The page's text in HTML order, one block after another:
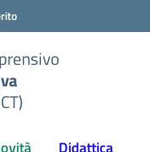
Didattica